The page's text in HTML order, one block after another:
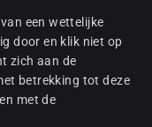
een wettelijke
door en klik niet op
zich aan de
betrekking tot deze
met de